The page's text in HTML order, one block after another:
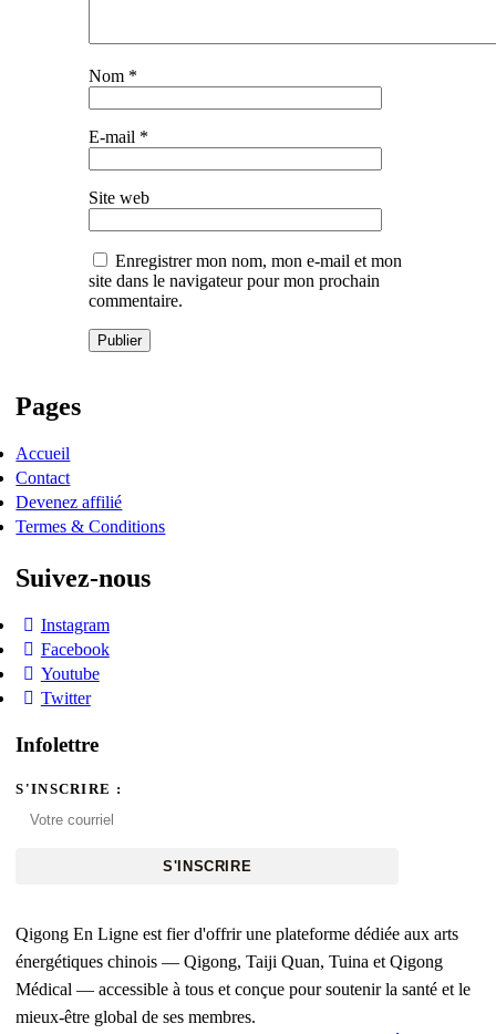
Nom *
E-mail *
Site web
Enregistrer mon nom, mon e-mail et mon
site dans le navigateur pour mon prochain
commentaire.
Pages
Accueil
Contact
Devenez affilié
Termes & Conditions
Suivez-nous
Instagram
Facebook
Youtube
Twitter
Infolettre
S'INSCRIRE :
S'INSCRIRE
Qigong En Ligne est fier d'offrir une plateforme dédiée aux arts
énergétiques chinois — Qigong, Taiji Quan, Tuina et Qigong
Médical — accessible à tous et conçue pour soutenir la santé et le
mieux-être global de ses membres.